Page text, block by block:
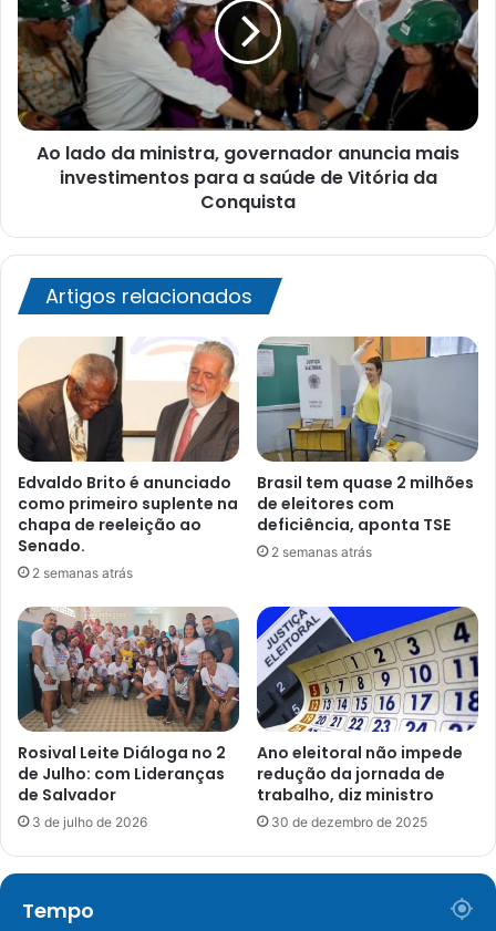
ministra,
governador
anuncia
mais
investimentos
para
da
Ao lado da ministra, governador anuncia mais
investimentos para a saúde de Vitória da
Conquista
Artigos relacionados
Edvaldo Brito é anunciado
como primeiro suplente na
chapa de reeleição ao
Senado.
2 semanas atrás
Brasil tem quase 2 milhões
de eleitores com
deficiência, aponta TSE
2 semanas atrás
Rosival Leite Diáloga no 2
de Julho: com Lideranças
de Salvador
3 de julho de 2026
Ano eleitoral não impede
redução da jornada de
trabalho, diz ministro
30 de dezembro de 2025
Tempo